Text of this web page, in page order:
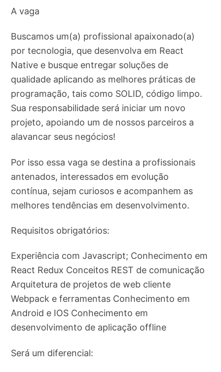
A vaga
Buscamos um(a) profissional apaixonado(a)
por tecnologia, que desenvolva em React
Native e busque entregar soluções de
qualidade aplicando as melhores práticas de
programação, tais como SOLID, código limpo.
Sua responsabilidade será iniciar um novo
projeto, apoiando um de nossos parceiros a
alavancar seus negócios!
Por isso essa vaga se destina a profissionais
antenados, interessados em evolução
contínua, sejam curiosos e acompanhem as
melhores tendências em desenvolvimento.
Requisitos obrigatórios:
Experiência com Javascript; Conhecimento em
React Redux Conceitos REST de comunicação
Arquitetura de projetos de web cliente
Webpack e ferramentas Conhecimento em
Android e IOS Conhecimento em
desenvolvimento de aplicação offline
Será um diferencial: